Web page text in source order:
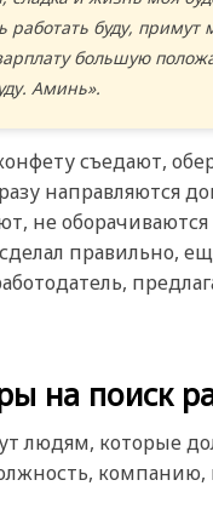
работать буду, примут
большую
Аминь».
съедают,
направляются
не оборачиваются
правильно,
на поиск
людям, которые
компанию,